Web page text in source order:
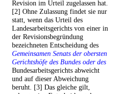
Revision im Urteil zugelassen hat.
[2] Ohne Zulassung findet sie nur
statt, wenn das Urteil des
Landesarbeitsgerichts von einer in
der Revisionsbegründung
bezeichneten Entscheidung des
Gemeinsamen Senats der obersten
Gerichtshöfe des Bundes oder des
Bundesarbeitsgerichts abweicht
und auf dieser Abweichung
beruht. [3] Das gleiche gilt,